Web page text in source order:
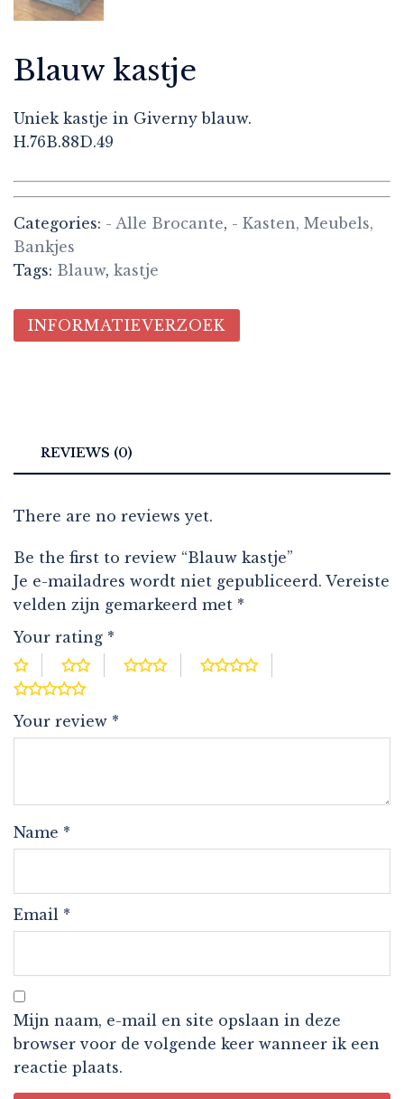
Blauw kastje
Uniek kastje in Giverny blauw.
H.76B.88D.49
Categories: - Alle Brocante, - Kasten, Meubels,
Bankjes
Tags: Blauw, kastje
INFORMATIEVERZOEK
REVIEWS (0)
There are no reviews yet.
Be the first to review “Blauw kastje”
Je e-mailadres wordt niet gepubliceerd. Vereiste
velden zijn gemarkeerd met *
Your rating *
Your review *
Name *
Email *
Mijn naam, e-mail en site opslaan in deze
browser voor de volgende keer wanneer ik een
reactie plaats.